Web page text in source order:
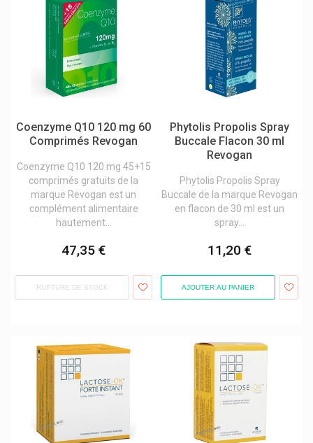
Roger&gallet (roger Gallet) Eau De Toilette Parfums Et Savons
Rowa Wagner
Royer Cosmétique À La Bave D'escargot
Russka Produits
Saforelle Hygiène Intime
Salus
Saluvet
Sampar Paris Cosmakeup
Santé Verte Laboratoires
Sarstedt
Schaper & Brümmer
Scholl Produits
Schulke
Schwabe Pharma
Scitec Nutrition
Coenzyme Q10 120 mg 60
Comprimés Revogan
Coenzyme Q10 120 mg 45+15
comprimés gratuits de la
marque Revogan est un
complément alimentaire
hautement...
47,35 €
RUPTURE DE STOCK
Phytolis Propolis Spray
Buccale Flacon 30 ml
Revogan
Phytolis Propolis Spray
Buccale de la marque Revogan
en flacon de 30 ml est un
spray...
11,20 €
AJOUTER AU PANIER